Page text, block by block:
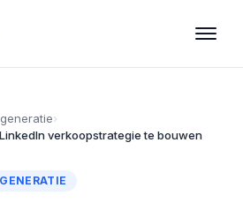
›
verkoopstrategie te bouwen